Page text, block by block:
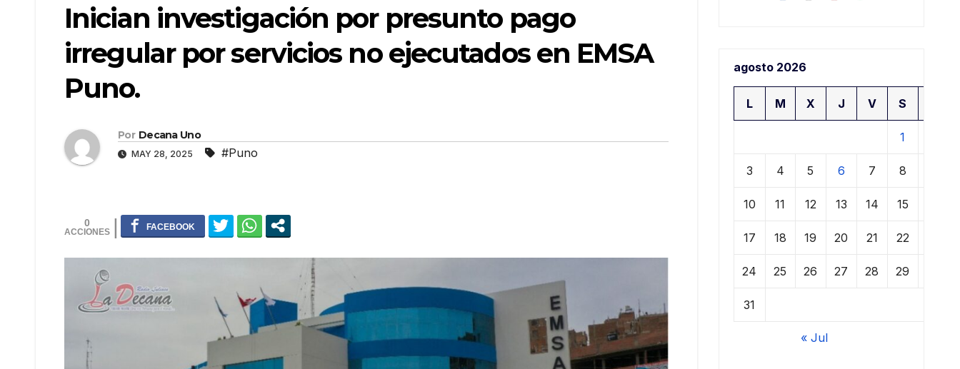
Inician investigación por presunto pago
irregular por servicios no ejecutados en EMSA
Puno.
Por Decana Uno
MAY 28, 2025 #Puno
0
agosto 2026
L M X J V S
1
3 4 5 6 7 8
10 11 12 13 14 15
17 18 19 20 21 22
24 25 26 27 28 29
31
« Jul